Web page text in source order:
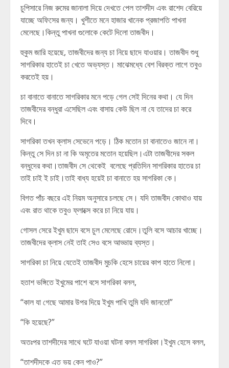
চুপিসারে নিজ রুমের জানালা দিয়ে দেখতে পেল তাশদীদ এবং রাশেদ বেরিয়ে
যাচ্ছে অফিসের জন্য। খুশীতে মনে হাজার খানেক প্রজাপতি পাখনা
মেলেছে।কিন্তু পাখনা গুলোকে কেটে দিলো তাজবীদ।
হুকুম জারি হয়েছে, তাজবীদের জন্য চা নিয়ে ছাদে যাওয়ার। তাজবীদ শুধু
সাগরিকার হাতেই চা খেতে অভ্যস্ত। মাঝেমধ্যে বেশ বিরক্ত লাগে তবুও
করতেই হয়।
চা বানাতে বানাতে সাগরিকার মনে পড়ে গেল সেই দিনের কথা। যে দিন
তাজবীদের বন্ধুরা এসেছিল এবং বাসায় কেউ ছিল না যে তাদের চা করে
দিবে।
সাগরিকা তখন ক্লাস সেভেনে পড়ে। ঠিক মতোন চা বানাতেও জানে না।
কিন্তু সে দিন চা না কি অমৃতের মতোন হয়েছিল।এটা তাজবীদের সকল
বন্ধুদের কথা।তাজবীদ সে থেকেই বলেছে প্রতিদিন সাগরিকার হাতের চা
তাই চাই ই চাই।তাই বাধ্য হয়েই চা বানাতে হয় সাগরিকা কে।
বিগত পাঁচ বছরে এই নিয়ম অনুসারে চলছে সে। যদি তাজবীদ কোথাও যায়
এবং রাত থাকে তবুও ফ্লাক্সে করে চা নিয়ে যায়।
গোসল সেরে ইখুম ছাদে বসে চুল মেলেছে রোদে।তুলি বসে আচার খাচ্ছে।
তাজবীদের ক্লাস নেই তাই সেও বসে আড্ডায় ব্যস্ত।
সাগরিকা চা নিয়ে যেতেই তাজবীদ মুচকি হেসে চায়ের কাপ হাতে নিলো।
হতাশ ভঙ্গিতে ইখুমের পাশে বসে সাগরিকা বলল,
“কাল যা গেছে আমার উপর দিয়ে ইখুম পাখি তুমি যদি জানতে!”
“কি হয়েছে?”
অতঃপর তাশদীদের সাথে ঘটে যাওয়া ঘটনা বলল সাগরিকা।ইখুম হেসে বলল,
“তাশদীদকে এত ভয় কেন পাও?”